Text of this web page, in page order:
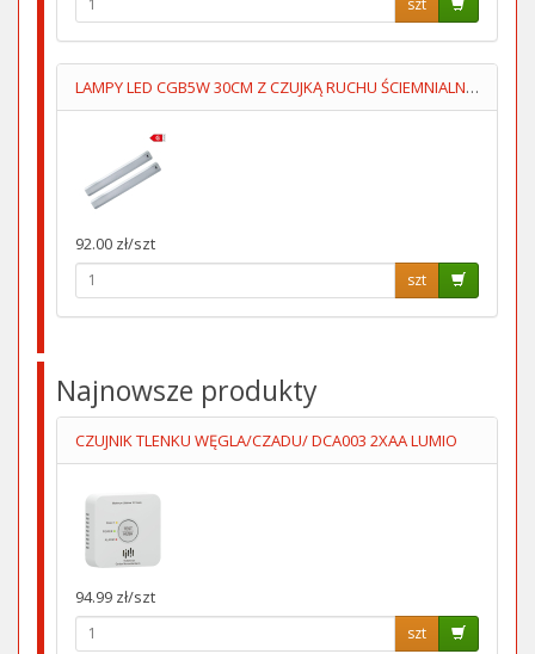
szt
LAMPY LED CGB5W 30CM Z CZUJKĄ RUCHU ŚCIEMNIALNE KPL=2SZT
92.00 zł/szt
szt
Najnowsze produkty
CZUJNIK TLENKU WĘGLA/CZADU/ DCA003 2XAA LUMIO
94.99 zł/szt
szt